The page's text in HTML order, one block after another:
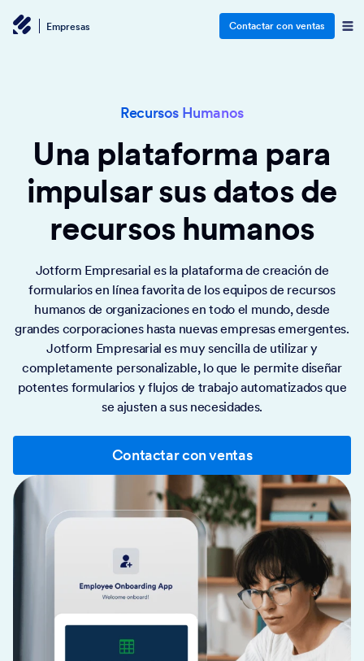
Empresas Contactar con ventas
Recursos Humanos
Una plataforma para
impulsar sus datos de
recursos humanos
Jotform Empresarial es la plataforma de creación de
formularios en línea favorita de los equipos de recursos
humanos de organizaciones en todo el mundo, desde
grandes corporaciones hasta nuevas empresas emergentes.
Jotform Empresarial es muy sencilla de utilizar y
completamente personalizable, lo que le permite diseñar
potentes formularios y flujos de trabajo automatizados que
se ajusten a sus necesidades.
Contactar con ventas